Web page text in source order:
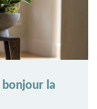
la